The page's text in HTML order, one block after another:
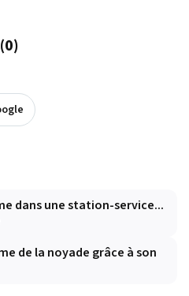
(0)
dans une station-service...
de la noyade grâce à son